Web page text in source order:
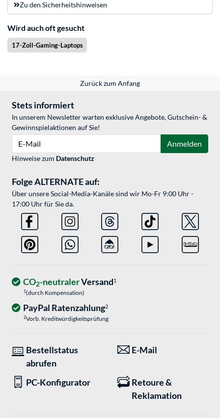
Zu den Sicherheitshinweisen
Wird auch oft gesucht
17-Zoll-Gaming-Laptops
Zurück zum Anfang
Stets informiert
In unserem Newsletter warten exklusive Angebote, Gutschein- &
Gewinnspielaktionen auf Sie!
Anmelden
Hinweise zum Datenschutz
Folge ALTERNATE auf:
Über unsere Social-Media-Kanäle sind wir Mo-Fr 9:00 Uhr -
17:00 Uhr für Sie da.
CO2-neutralerVersand1
1(durch Kompensation)
PayPal Ratenzahlung2
2Vorb. Kreditwürdigkeitsprüfung
Bestellstatus
abrufen
E-Mail
PC-Konfigurator
Retoure &
Reklamation